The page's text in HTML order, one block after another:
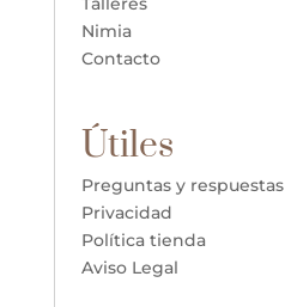
Nimia
Contacto
Útiles
Preguntas y respuestas
Privacidad
Política tienda
Aviso Legal